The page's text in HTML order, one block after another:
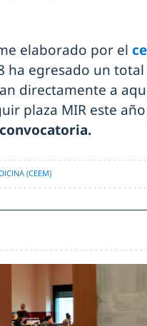
elaborado por el
ha egresado un total
directamente a
plaza MIR este
(CEEM)